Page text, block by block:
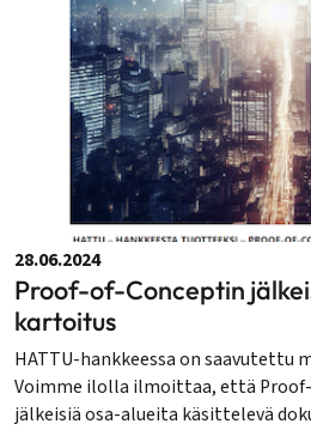
28.06.2024
Proof-of-Conceptin
kartoitus
HATTU-hankkeessa on saavutettu
Voimme ilolla ilmoittaa, että
jälkeisiä osa-alueita käsittelevä